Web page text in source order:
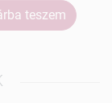
teszem